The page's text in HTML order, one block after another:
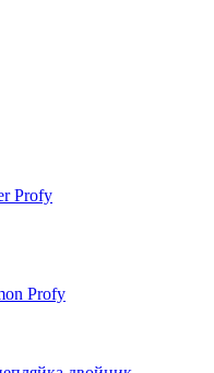
Profy
Profy